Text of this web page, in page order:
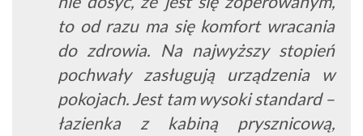
to od razu ma się komfort wracania
do zdrowia. Na najwyższy stopień
pochwały zasługują urządzenia w
pokojach. Jest tam wysoki standard –
łazienka z kabiną prysznicową,